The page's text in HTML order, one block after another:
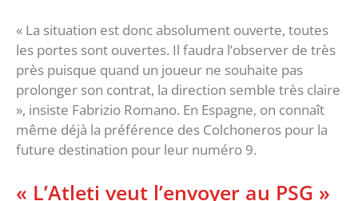
« La situation est donc absolument ouverte, toutes
les portes sont ouvertes. Il faudra l’observer de très
près puisque quand un joueur ne souhaite pas
prolonger son contrat, la direction semble très claire
», insiste Fabrizio Romano. En Espagne, on connaît
même déjà la préférence des Colchoneros pour la
future destination pour leur numéro 9.
« L’Atleti veut l’envoyer au PSG »